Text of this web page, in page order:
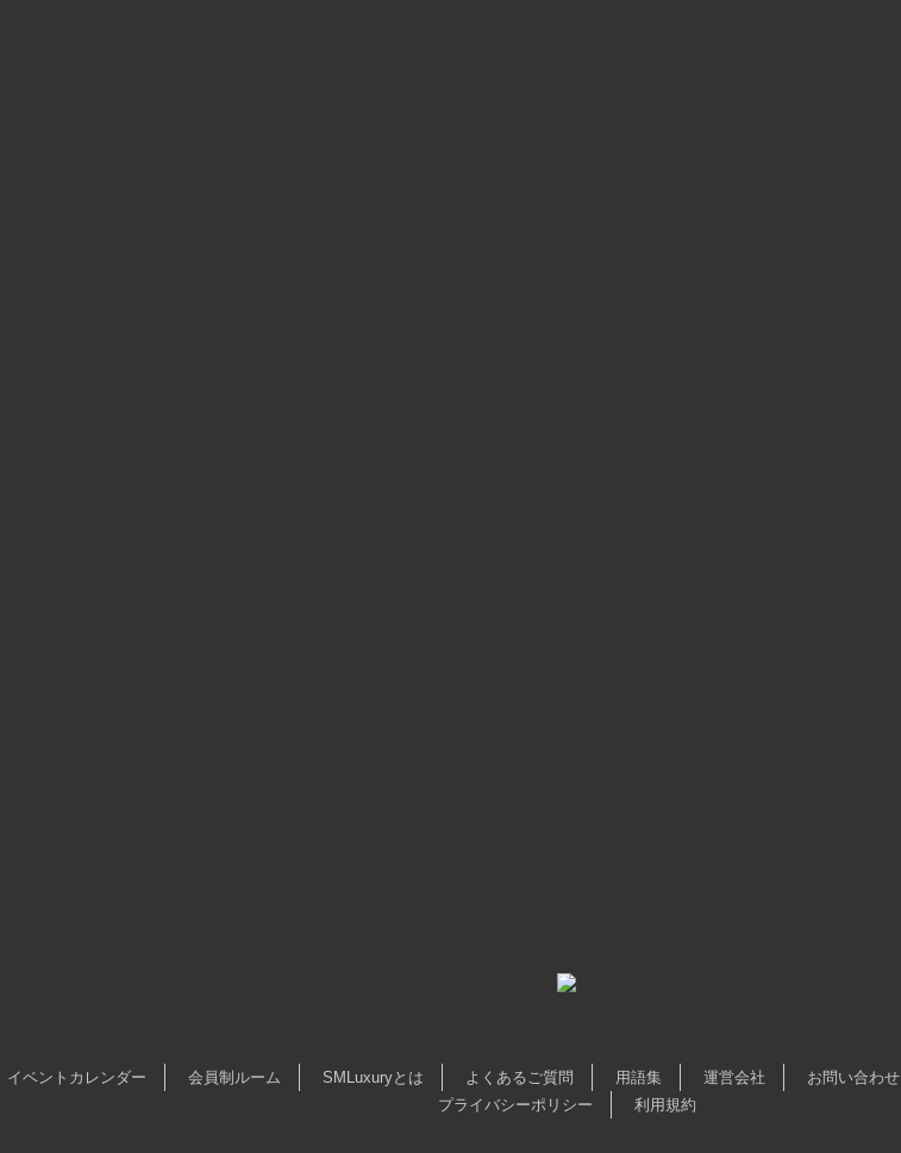
イベントカレンダー 会員制ルーム SMLuxuryとは よくあるご質問 用語集 運営会社 お問い合わせ
プライバシーポリシー
利用規約